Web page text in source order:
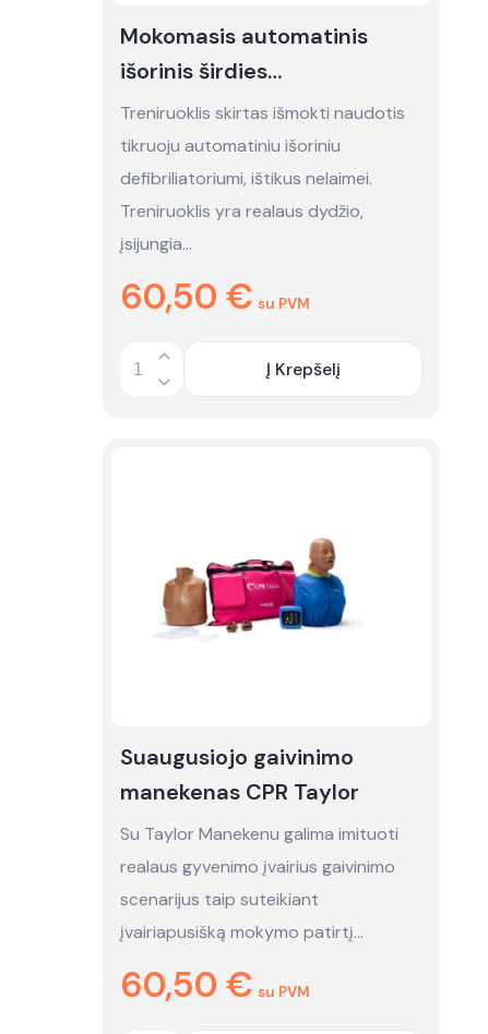
Mokomasis automatinis
išorinis širdies
defibriliatorius CardiAid
(AED) - nuoma
Treniruoklis skirtas išmokti naudotis
tikruoju automatiniu išoriniu
defibriliatoriumi, ištikus nelaimei.
Treniruoklis yra realaus dydžio,
įsijungia…
60,50 € su PVM
Quantity Į Krepšelį
Suaugusiojo gaivinimo
manekenas CPR Taylor
Su Taylor Manekenu galima imituoti
realaus gyvenimo įvairius gaivinimo
scenarijus taip suteikiant
įvairiapusišką mokymo patirtį…
60,50 € su PVM